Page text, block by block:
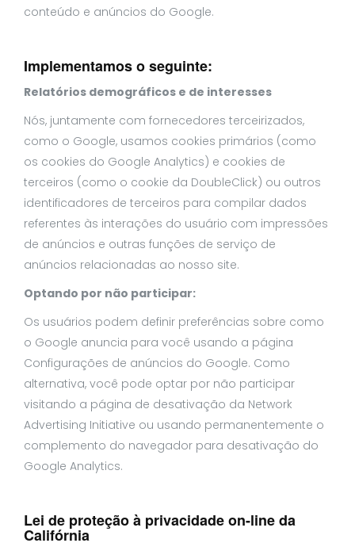
conteúdo e anúncios do Google.
Implementamos o seguinte:
Relatórios demográficos e de interesses
Nós, juntamente com fornecedores terceirizados,
como o Google, usamos cookies primários (como
os cookies do Google Analytics) e cookies de
terceiros (como o cookie da DoubleClick) ou outros
identificadores de terceiros para compilar dados
referentes às interações do usuário com impressões
de anúncios e outras funções de serviço de
anúncios relacionadas ao nosso site.
Optando por não participar:
Os usuários podem definir preferências sobre como
o Google anuncia para você usando a página
Configurações de anúncios do Google. Como
alternativa, você pode optar por não participar
visitando a página de desativação da Network
Advertising Initiative ou usando permanentemente o
complemento do navegador para desativação do
Google Analytics.
Lei de proteção à privacidade on-line da
Califórnia